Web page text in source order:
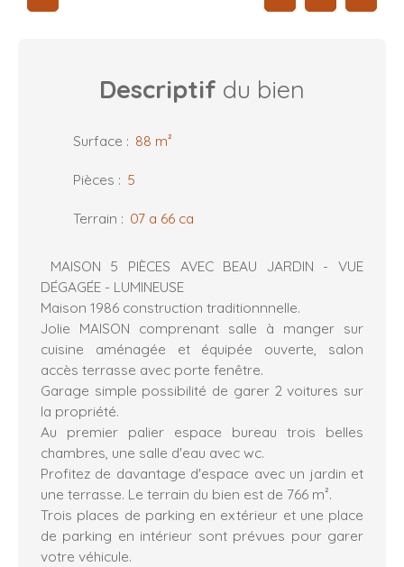
Descriptif du bien
Surface : 88 m²
Pièces : 5
Terrain : 07 a 66 ca
MAISON 5 PIÈCES AVEC BEAU JARDIN - VUE
DÉGAGÉE - LUMINEUSE
Maison 1986 construction traditionnnelle.
Jolie MAISON comprenant salle à manger sur
cuisine aménagée et équipée ouverte, salon
accès terrasse avec porte fenêtre.
Garage simple possibilité de garer 2 voitures sur
la propriété.
Au premier palier espace bureau trois belles
chambres, une salle d'eau avec wc.
Profitez de davantage d'espace avec un jardin et
une terrasse. Le terrain du bien est de 766 m².
Trois places de parking en extérieur et une place
de parking en intérieur sont prévues pour garer
votre véhicule.